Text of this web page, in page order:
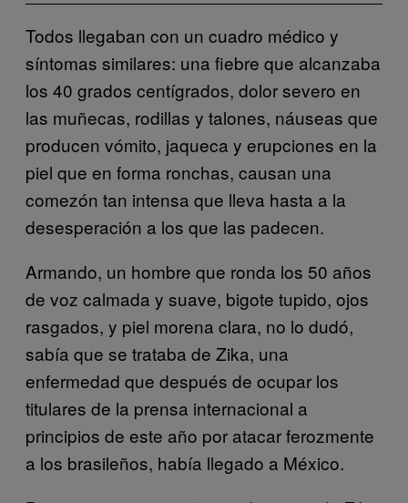
Todos llegaban con un cuadro médico y
síntomas similares: una fiebre que alcanzaba
los 40 grados centígrados, dolor severo en
las muñecas, rodillas y talones, náuseas que
producen vómito, jaqueca y erupciones en la
piel que en forma ronchas, causan una
comezón tan intensa que lleva hasta a la
desesperación a los que las padecen.
Armando, un hombre que ronda los 50 años
de voz calmada y suave, bigote tupido, ojos
rasgados, y piel morena clara, no lo dudó,
sabía que se trataba de Zika, una
enfermedad que después de ocupar los
titulares de la prensa internacional a
principios de este año por atacar ferozmente
a los brasileños, había llegado a México.